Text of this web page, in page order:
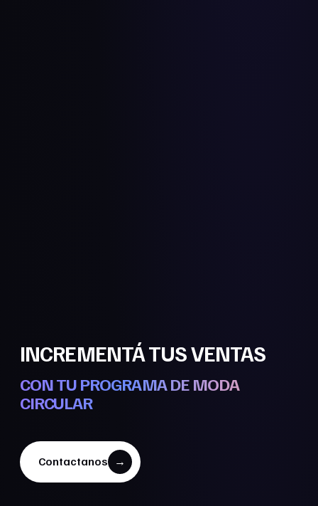
ADQUIRÍ NUEVOS CLIENTES
REDUCÍ TU IMPACTO
VENDÉ TU SOBRESTOCK
CON TU PROGRAMA DE MODA
CIRCULAR
Contactanos →